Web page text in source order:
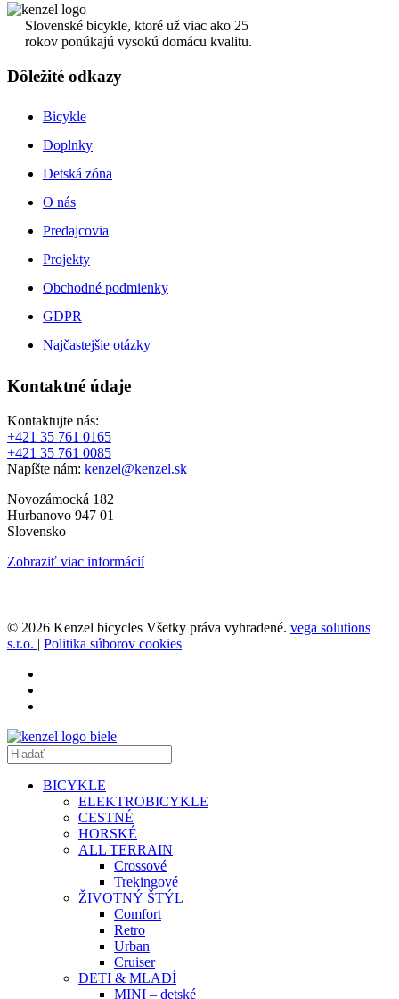
Slovenské bicykle, ktoré už viac ako 25
rokov ponúkajú vysokú domácu kvalitu.
Dôležité odkazy
Bicykle
Doplnky
Detská zóna
O nás
Predajcovia
Projekty
Obchodné podmienky
GDPR
Najčastejšie otázky
Kontaktné údaje
Kontaktujte nás:
+421 35 761 0165
+421 35 761 0085
Napíšte nám: kenzel@kenzel.sk
Novozámocká 182
Hurbanovo 947 01
Slovensko
Zobraziť viac informácií
© 2026 Kenzel bicycles Všetky práva vyhradené. vega solutions
s.r.o. | Politika súborov cookies
BICYKLE
ELEKTROBICYKLE
CESTNÉ
HORSKÉ
ALL TERRAIN
Crossové
Trekingové
ŽIVOTNÝ ŠTÝL
Comfort
Retro
Urban
Cruiser
DETI & MLADÍ
MINI – detské